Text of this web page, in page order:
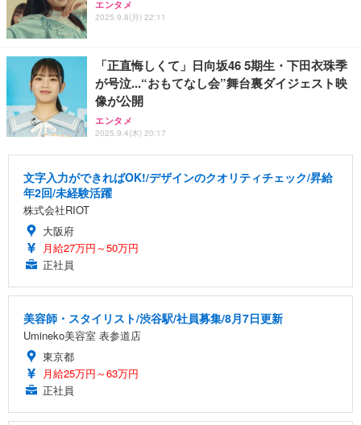
エンタメ
2025.9.8(月) 22:11
「正直悔しくて」日向坂46 5期生・下田衣珠季
が号泣...“おもてなし会”舞台裏ダイジェスト映
像が公開
エンタメ
2025.9.4(木) 20:17
文字入力ができればOK!/デザインのクオリティチェック/昇給
年2回/未経験活躍
株式会社RIOT
大阪府
月給27万円～50万円
正社員
美容師・スタイリスト/渋谷駅/社員募集/8月7日更新
Umineko美容室 表参道店
東京都
月給25万円～63万円
正社員